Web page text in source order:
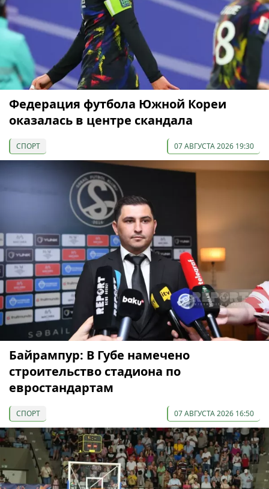
Федерация футбола Южной Кореи
оказалась в центре скандала
СПОРТ 07 АВГУСТА 2026 19:30
Байрампур: В Губе намечено
строительство стадиона по
евростандартам
СПОРТ 07 АВГУСТА 2026 16:50